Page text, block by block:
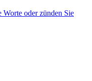
Worte oder zünden Sie